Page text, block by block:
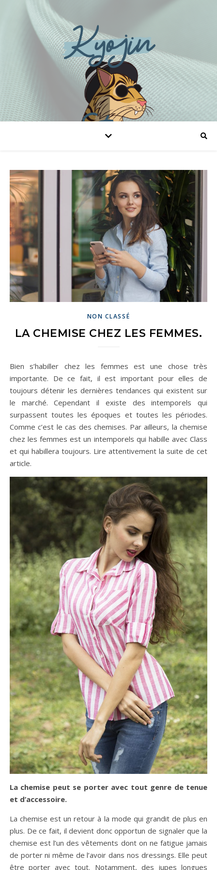
NON CLASSÉ
LA CHEMISE CHEZ LES FEMMES.
Bien s’habiller chez les femmes est une chose très
importante. De ce fait, il est important pour elles de
toujours détenir les dernières tendances qui existent sur
le marché. Cependant il existe des intemporels qui
surpassent toutes les époques et toutes les périodes.
Comme c’est le cas des chemises. Par ailleurs, la chemise
chez les femmes est un intemporels qui habille avec Class
et qui habillera toujours. Lire attentivement la suite de cet
article.
La chemise peut se porter avec tout genre de tenue
et d’accessoire.
La chemise est un retour à la mode qui grandit de plus en
plus. De ce fait, il devient donc opportun de signaler que la
chemise est l’un des vêtements dont on ne fatigue jamais
de porter ni même de l’avoir dans nos dressings. Elle peut
être porter avec tout. Notamment, des jupes longues